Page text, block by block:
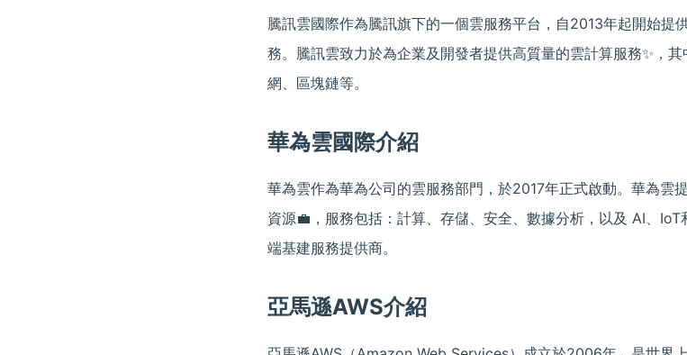
騰訊雲國際作為騰訊旗下的一個雲服務平台，自2013年起開始提
務。騰訊雲致力於為企業及開發者提供高質量的雲計算服務✨，
網、區塊鏈等。
華為雲國際介紹
華為雲作為華為公司的雲服務部門，於2017年正式啟動。華為雲
資源💼，服務包括：計算、存儲、安全、數據分析，以及 AI、
端基建服務提供商。
亞馬遜AWS介紹